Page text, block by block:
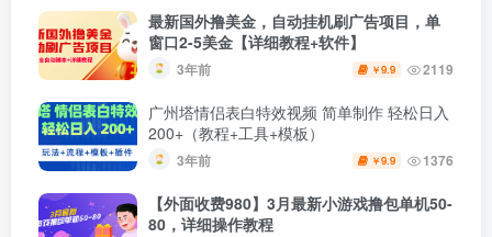
最新国外撸美金，自动挂机刷广告项目，单
窗口2-5美金【详细教程+软件】
3年前 ￥9.9 2119
广州塔情侣表白特效视频 简单制作 轻松日入
200+（教程+工具+模板）
3年前 ￥9.9 1376
【外面收费980】3月最新小游戏撸包单机50-
80，详细操作教程